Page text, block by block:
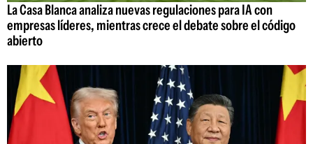
La Casa Blanca analiza nuevas regulaciones para IA con
empresas líderes, mientras crece el debate sobre el código
abierto